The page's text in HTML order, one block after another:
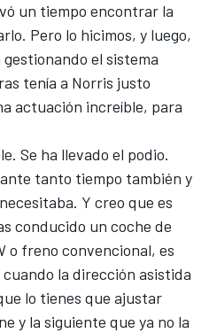
un tiempo encontrar la
Pero lo hicimos, y luego,
el sistema
tenía a Norris justo
actuación increíble, para
Se ha llevado el podio.
tanto tiempo también y
Y creo que es
conducido un coche de
o freno convencional, es
la dirección asistida
lo tienes que ajustar
y la siguiente que ya no la